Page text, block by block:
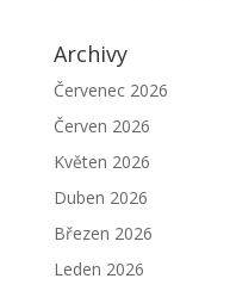
Archivy
Červenec 2026
Červen 2026
Květen 2026
Duben 2026
Březen 2026
Leden 2026